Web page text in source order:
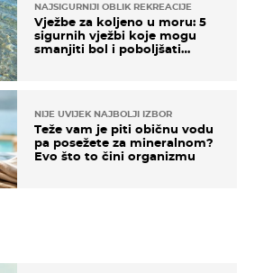
NAJSIGURNIJI OBLIK REKREACIJE
Vježbe za koljeno u moru: 5
sigurnih vježbi koje mogu
smanjiti bol i poboljšati
NIJE UVIJEK NAJBOLJI IZBOR
Teže vam je piti običnu vodu
pa posežete za mineralnom?
Evo što to čini organizmu